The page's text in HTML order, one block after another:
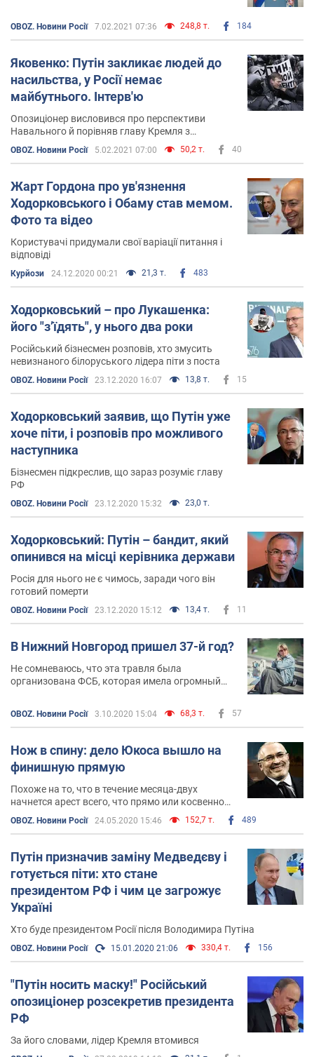
OBOZ. Новини Росії 7.02.2021 07:36 248,8 т. 184
Яковенко: Путін закликає людей до
насильства, у Росії немає
майбутнього. Інтерв'ю
Опозиціонер висловився про перспективи
Навального й порівняв главу Кремля з
OBOZ. Новини Росії 5.02.2021 07:00 50,2 т. 40
Жарт Гордона про ув'язнення
Ходорковського і Обаму став мемом.
Фото та відео
Користувачі придумали свої варіації питання і
відповіді
Курйози 24.12.2020 00:21 21,3 т. 483
Ходорковський – про Лукашенка:
його "з’їдять", у нього два роки
Російський бізнесмен розповів, хто змусить
невизнаного білоруського лідера піти з поста
OBOZ. Новини Росії 23.12.2020 16:07 13,8 т. 15
Ходорковський заявив, що Путін уже
хоче піти, і розповів про можливого
наступника
Бізнесмен підкреслив, що зараз розуміє главу
РФ
OBOZ. Новини Росії 23.12.2020 15:32 23,0 т.
Ходорковський: Путін – бандит, який
опинився на місці керівника держави
Росія для нього не є чимось, заради чого він
готовий померти
OBOZ. Новини Росії 23.12.2020 15:12 13,4 т. 11
В Нижний Новгород пришел 37-й год?
Не сомневаюсь, что эта травля была
организована ФСБ, которая имела огромный
OBOZ. Новини Росії 3.10.2020 15:04 68,3 т. 57
Нож в спину: дело Юкоса вышло на
финишную прямую
Похоже на то, что в течение месяца-двух
начнется арест всего, что прямо или косвенно
принадлежит РФ, в том числе – недвижимость,
активы в различных предприятиях и так далее
OBOZ. Новини Росії 24.05.2020 15:46 152,7 т. 489
Путін призначив заміну Медведєву і
готується піти: хто стане
президентом РФ і чим це загрожує
Україні
Хто буде президентом Росії після Володимира Путіна
OBOZ. Новини Росії 15.01.2020 21:06 330,4 т. 156
"Путін носить маску!" Російський
опозиціонер розсекретив президента
РФ
За його словами, лідер Кремля втомився